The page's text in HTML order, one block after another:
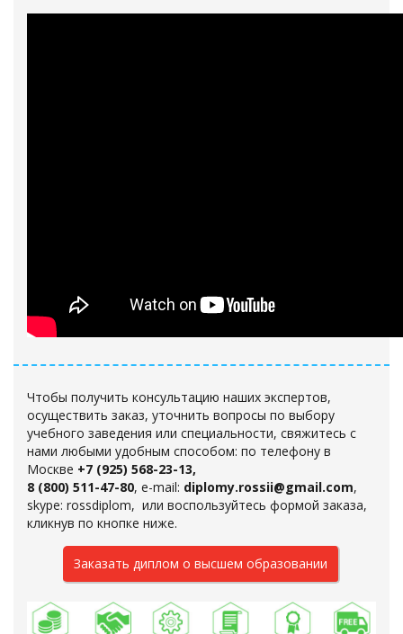
Чтобы получить консультацию наших экспертов,
осуществить заказ, уточнить вопросы по выбору
учебного заведения или специальности, свяжитесь с
нами любыми удобным способом: по телефону в
Москве +7 (925) 568-23-13,
8 (800) 511-47-80, e-mail: diplomy.rossii@gmail.com,
skype: rossdiplom, или воспользуйтесь формой заказа,
кликнув по кнопке ниже.
Заказать диплом о высшем образовании